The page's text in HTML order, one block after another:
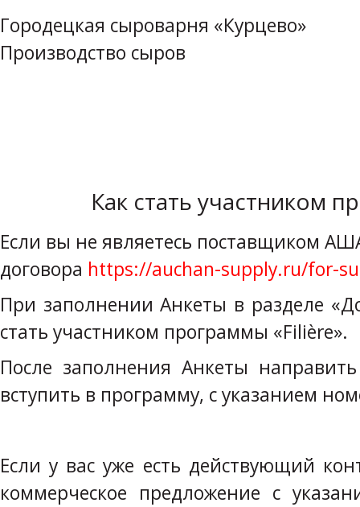
Городецкая сыроварня «Курцево»
Производство сыров
Как стать участником
Если вы не являетесь поставщиком
договора https://auchan-supply.ru/for-
При заполнении Анкеты в разделе
стать участником программы «Filière».
После заполнения Анкеты
вступить в программу, с указанием
Если у вас уже есть действующий
коммерческое предложение с